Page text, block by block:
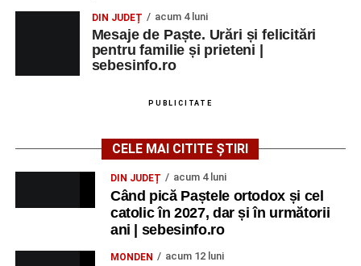
DIN JUDEȚ acum 4 luni
Mesaje de Paște. Urări și felicitări
pentru familie și prieteni |
sebesinfo.ro
PUBLICITATE
CELE MAI CITITE ȘTIRI
DIN JUDEȚ acum 4 luni
Când pică Paștele ortodox și cel
catolic în 2027, dar și în următorii
ani | sebesinfo.ro
MONDEN acum 12 luni